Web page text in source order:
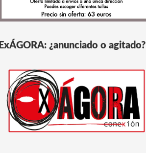
ExÁGORA: ¿anunciado o agitado?